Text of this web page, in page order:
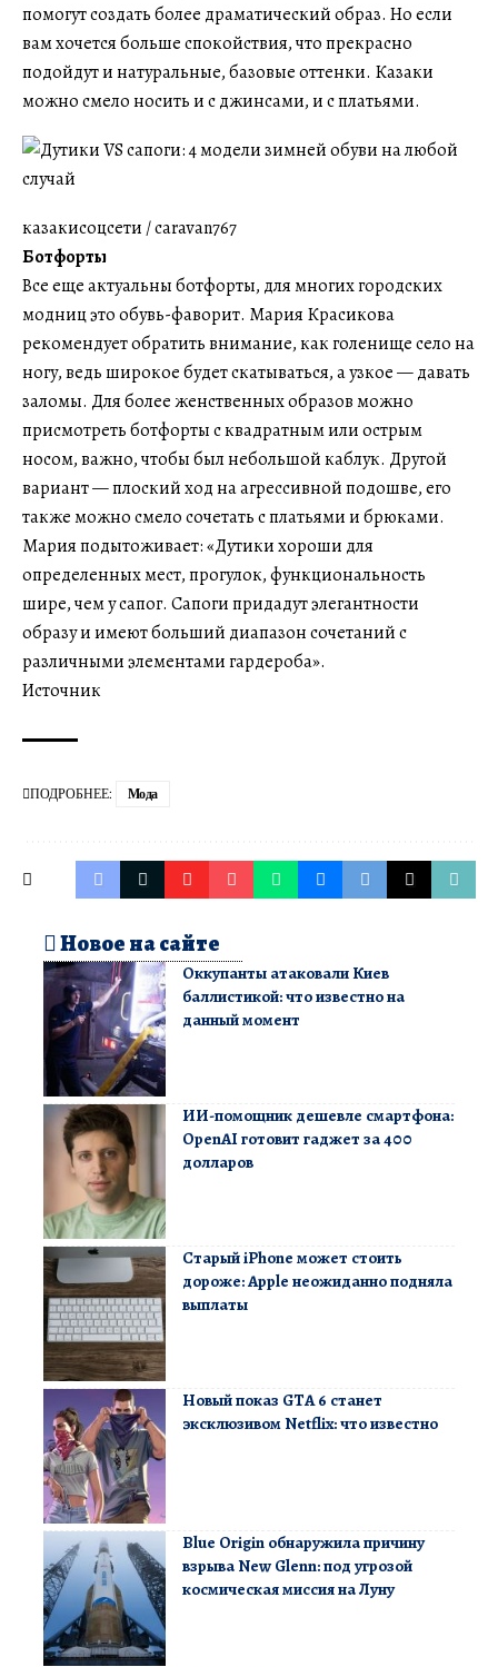
помогут создать более драматический образ. Но если
вам хочется больше спокойствия, что прекрасно
подойдут и натуральные, базовые оттенки. Казаки
можно смело носить и с джинсами, и с платьями.
казакисоцсети / caravan767
Ботфорты
Все еще актуальны ботфорты, для многих городских
модниц это обувь-фаворит. Мария Красикова
рекомендует обратить внимание, как голенище село на
ногу, ведь широкое будет скатываться, а узкое — давать
заломы. Для более женственных образов можно
присмотреть ботфорты с квадратным или острым
носом, важно, чтобы был небольшой каблук. Другой
вариант — плоский ход на агрессивной подошве, его
также можно смело сочетать с платьями и брюками.
Мария подытоживает: «Дутики хороши для
определенных мест, прогулок, функциональность
шире, чем у сапог. Сапоги придадут элегантности
образу и имеют больший диапазон сочетаний с
различными элементами гардероба».
Источник
ПОДРОБНЕЕ: Мода
Новое на сайте
Оккупанты атаковали Киев
баллистикой: что известно на
данный момент
ИИ-помощник дешевле смартфона:
OpenAI готовит гаджет за 400
долларов
Старый iPhone может стоить
дороже: Apple неожиданно подняла
выплаты
Новый показ GTA 6 станет
эксклюзивом Netflix: что известно
Blue Origin обнаружила причину
взрыва New Glenn: под угрозой
космическая миссия на Луну